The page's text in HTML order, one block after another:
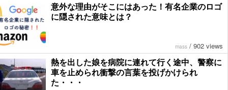
意外な理由がそこにはあった！有名企業のロゴ
に隠された意味とは？
mass / 902 views
熱を出した娘を病院に連れて行く途中、警察に
車を止められ衝撃の言葉を投げかけられ
た・・・